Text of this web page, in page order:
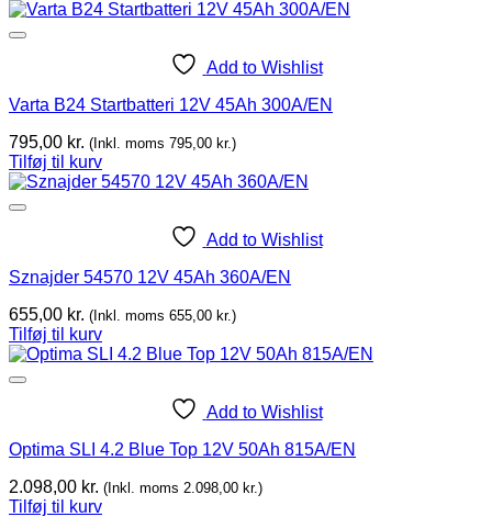
Add to Wishlist
Varta B24 Startbatteri 12V 45Ah 300A/EN
795,00 kr. (Inkl. moms 795,00 kr.)
Tilføj til kurv
Add to Wishlist
Sznajder 54570 12V 45Ah 360A/EN
655,00 kr. (Inkl. moms 655,00 kr.)
Tilføj til kurv
Add to Wishlist
Optima SLI 4.2 Blue Top 12V 50Ah 815A/EN
2.098,00 kr. (Inkl. moms 2.098,00 kr.)
Tilføj til kurv